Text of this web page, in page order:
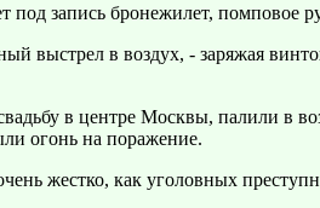
запись бронежилет, помповое
выстрел в воздух, - заряжая
в центре Москвы, палили в
огонь на поражение.
жестко, как уголовных